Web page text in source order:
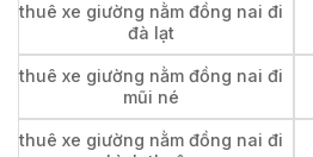
thuê xe giường nằm đồng nai đi
đà lạt
thuê xe giường nằm đồng nai đi
mũi né
thuê xe giường nằm đồng nai đi